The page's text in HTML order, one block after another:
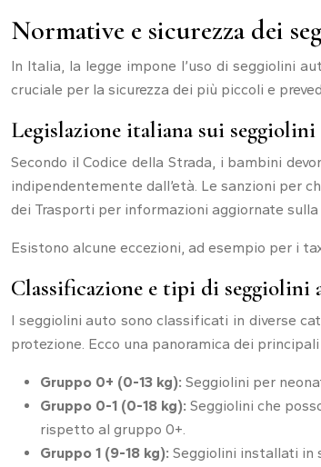
Normative e sicurezza dei
In Italia, la legge impone l’uso di seggiolini
cruciale per la sicurezza dei più piccoli e
Legislazione italiana sui
Secondo il Codice della Strada, i bambini
indipendentemente dall’età. Le sanzioni per
dei Trasporti per informazioni aggiornate
Esistono alcune eccezioni, ad esempio per i
Classificazione e tipi di seggiolini
I seggiolini auto sono classificati in diverse
protezione. Ecco una panoramica dei
Gruppo 0+ (0-13 kg): Seggiolini per
Gruppo 0-1 (0-18 kg): Seggiolini che
rispetto al gruppo 0+.
Gruppo 1 (9-18 kg): Seggiolini installati in